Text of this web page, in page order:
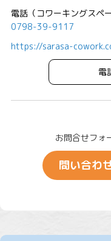
電話（コワーキングスペ
0798-39-9117
https://sarasa-
電
お問合せフォ
問い合わ